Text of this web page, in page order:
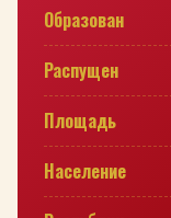
Образован
Распущен
Площадь
Население